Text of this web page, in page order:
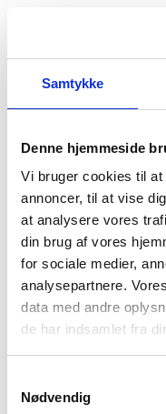
Samtykke
Denne hjemmeside
Vi bruger cookies til
annoncer, til at vise
at analysere vores
din brug af vores
for sociale medier,
analysepartnere.
data med andre
de har indsamlet fra
Nødvendig
Der
Vi beklager